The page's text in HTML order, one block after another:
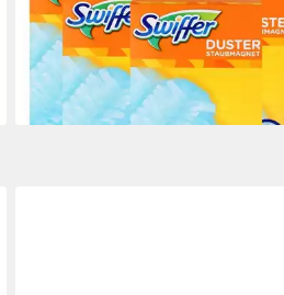
Nimmt 3x mehr Staub und Haare auf
(5e Reinigungstücher
27,28 €
(5,46 €/ 1 Stk)
lieferbar - in 3-4 Werktagen bei dir